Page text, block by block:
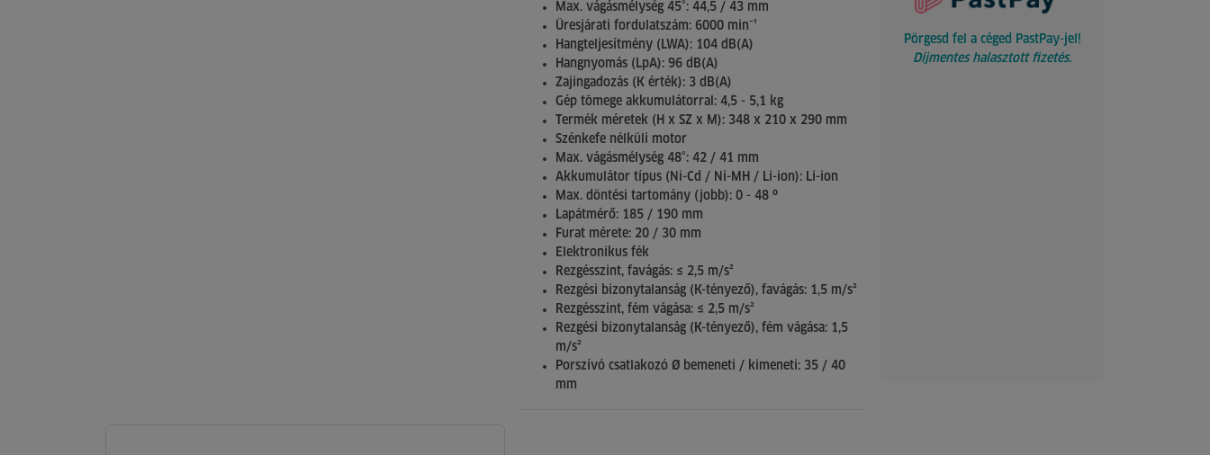
Max. vágásmélység 45°: 44,5 / 43 mm
Üresjárati fordulatszám: 6000 min⁻¹
Hangteljesítmény (LWA): 104 dB(A)
Hangnyomás (LpA): 96 dB(A)
Zajingadozás (K érték): 3 dB(A)
Gép tömege akkumulátorral: 4,5 - 5,1 kg
Termék méretek (H x SZ x M): 348 x 210 x 290 mm
Szénkefe nélküli motor
Max. vágásmélység 48°: 42 / 41 mm
Akkumulátor típus (Ni-Cd / Ni-MH / Li-ion): Li-ion
Max. döntési tartomány (jobb): 0 - 48 º
Lapátmérő: 185 / 190 mm
Furat mérete: 20 / 30 mm
Elektronikus fék
Rezgésszint, favágás: ≤ 2,5 m/s²
Rezgési bizonytalanság (K-tényező), favágás: 1,5 m/s²
Rezgésszint, fém vágása: ≤ 2,5 m/s²
Rezgési bizonytalanság (K-tényező), fém vágása: 1,5
m/s²
Porszívó csatlakozó Ø bemeneti / kimeneti: 35 / 40
mm
Pörgesd fel a céged PastPay-jel!
Díjmentes halasztott fizetés.